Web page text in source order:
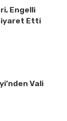
Engelli
Etti
Vali